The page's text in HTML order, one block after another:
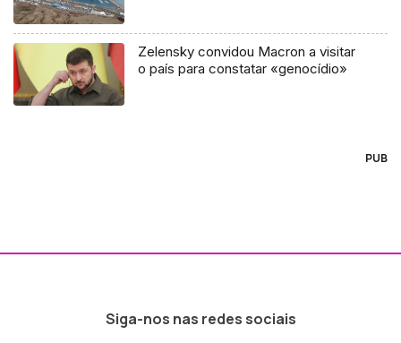
Zelensky convidou Macron a visitar
o país para constatar «genocídio»
PUB
Siga-nos nas redes sociais